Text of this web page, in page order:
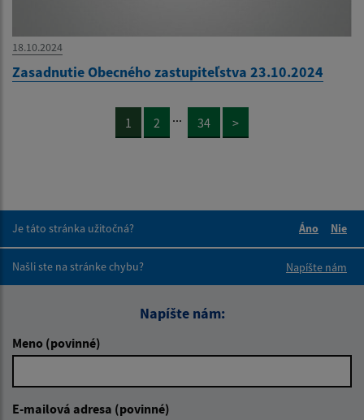
18.10.2024
Zasadnutie Obecného zastupiteľstva 23.10.2024
1 2 ... 34 >
Je táto stránka užitočná?
Áno
Nie
Našli ste na stránke chybu?
Napíšte nám
Napíšte nám:
Meno (povinné)
E-mailová adresa (povinné)